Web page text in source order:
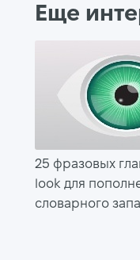
Еще
25 фразовых
look для
словарного